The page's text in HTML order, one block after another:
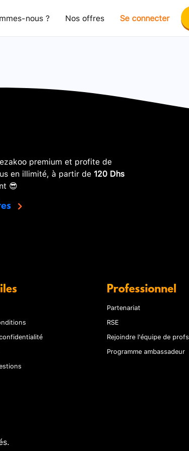
nous ? Nos offres Se connecter
premium et profite de
en illimité, à partir de 120 Dhs
😎
Professionnel
Partenariat
RSE
Rejoindre l'équipe de profs
Programme ambassadeur